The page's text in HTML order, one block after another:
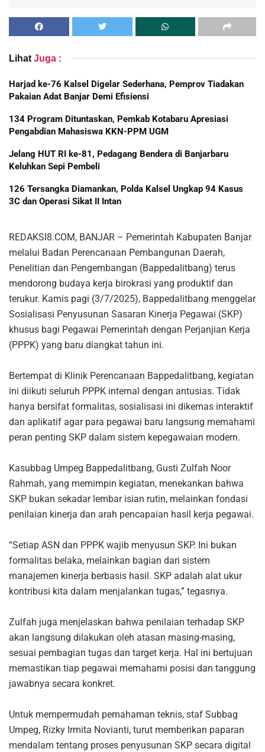
Lihat Juga :
Harjad ke-76 Kalsel Digelar Sederhana, Pemprov Tiadakan
Pakaian Adat Banjar Demi Efisiensi
134 Program Dituntaskan, Pemkab Kotabaru Apresiasi
Pengabdian Mahasiswa KKN-PPM UGM
Jelang HUT RI ke-81, Pedagang Bendera di Banjarbaru
Keluhkan Sepi Pembeli
126 Tersangka Diamankan, Polda Kalsel Ungkap 94 Kasus
3C dan Operasi Sikat II Intan
REDAKSI8.COM, BANJAR – Pemerintah Kabupaten Banjar
melalui Badan Perencanaan Pembangunan Daerah,
Penelitian dan Pengembangan (Bappedalitbang) terus
mendorong budaya kerja birokrasi yang produktif dan
terukur. Kamis pagi (3/7/2025), Bappedalitbang menggelar
Sosialisasi Penyusunan Sasaran Kinerja Pegawai (SKP)
khusus bagi Pegawai Pemerintah dengan Perjanjian Kerja
(PPPK) yang baru diangkat tahun ini.
Bertempat di Klinik Perencanaan Bappedalitbang, kegiatan
ini diikuti seluruh PPPK internal dengan antusias. Tidak
hanya bersifat formalitas, sosialisasi ini dikemas interaktif
dan aplikatif agar para pegawai baru langsung memahami
peran penting SKP dalam sistem kepegawaian modern.
Kasubbag Umpeg Bappedalitbang, Gusti Zulfah Noor
Rahmah, yang memimpin kegiatan, menekankan bahwa
SKP bukan sekadar lembar isian rutin, melainkan fondasi
penilaian kinerja dan arah pencapaian hasil kerja pegawai.
“Setiap ASN dan PPPK wajib menyusun SKP. Ini bukan
formalitas belaka, melainkan bagian dari sistem
manajemen kinerja berbasis hasil. SKP adalah alat ukur
kontribusi kita dalam menjalankan tugas,” tegasnya.
Zulfah juga menjelaskan bahwa penilaian terhadap SKP
akan langsung dilakukan oleh atasan masing-masing,
sesuai pembagian tugas dan target kerja. Hal ini bertujuan
memastikan tiap pegawai memahami posisi dan tanggung
jawabnya secara konkret.
Untuk mempermudah pemahaman teknis, staf Subbag
Umpeg, Rizky Irmita Novianti, turut memberikan paparan
mendalam tentang proses penyusunan SKP secara digital